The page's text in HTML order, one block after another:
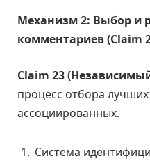
Механизм 2: Выбор и
комментариев (Claim
Claim 23
процесс отбора
ассоциированных.
Система